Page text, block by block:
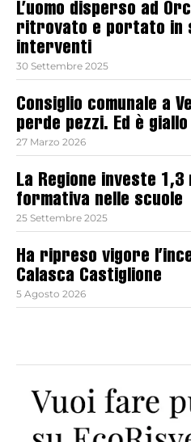
L’uomo disperso ad
ritrovato e portato in
interventi
30 Settembre 2025
Consiglio comunale a
perde pezzi. Ed è
27 Marzo 2026
La Regione investe
formativa nelle scuole
25 Settembre 2025
Ha ripreso vigore
Calasca Castiglione
5 Agosto 2026